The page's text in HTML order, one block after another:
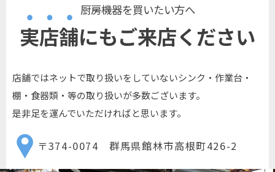
厨房機器を買いたい方へ
実店舗にもご来店ください
店舗ではネットで取り扱いをしていないシンク・作業台・
棚・食器類・等の取り扱いが多数ございます。
是非足を運んでいただければと思います。
〒374-0074 群馬県館林市高根町426-2